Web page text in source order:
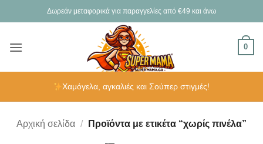
στο
Δωρεάν μεταφορικά για παραγγελίες από €49 και άνω
0
Χαμόγελα, αγκαλιές και Σούπερ στιγμές!
Αρχική σελίδα / Προϊόντα με ετικέτα “χωρίς πινέλα”